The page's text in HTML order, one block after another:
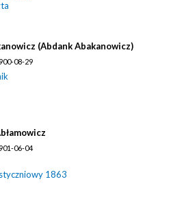
(Abdank Abakanowicz)
08-29
06-04
1863